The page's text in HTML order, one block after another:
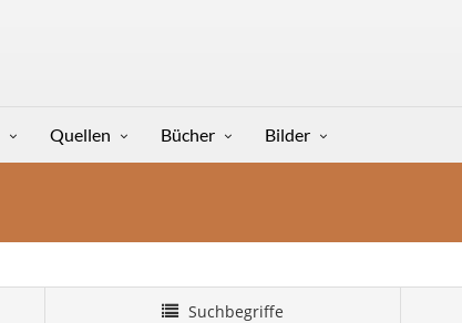
Quellen Bücher Bilder
Suchbegriffe